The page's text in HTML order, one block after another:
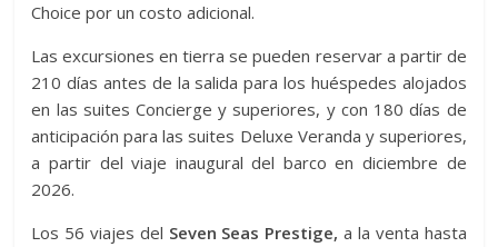
Choice por un costo adicional.
Las excursiones en tierra se pueden reservar a partir de
210 días antes de la salida para los huéspedes alojados
en las suites Concierge y superiores, y con 180 días de
anticipación para las suites Deluxe Veranda y superiores,
a partir del viaje inaugural del barco en diciembre de
2026.
Los 56 viajes del Seven Seas Prestige, a la venta hasta